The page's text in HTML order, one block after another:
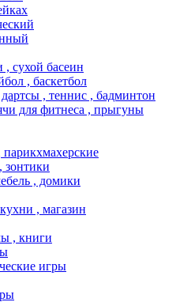
, сухой басеин
, баскетбол
, теннис , бадминтон
для фитнеса , прыгуны
зонтики
, домики
, магазин
, книги
игры